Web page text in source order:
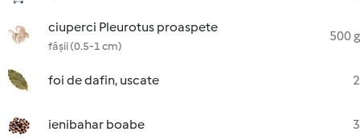
ciuperci Pleurotus proaspete
fâșii (0.5-1 cm)
500 g
foi de dafin, uscate 2
ienibahar boabe 3